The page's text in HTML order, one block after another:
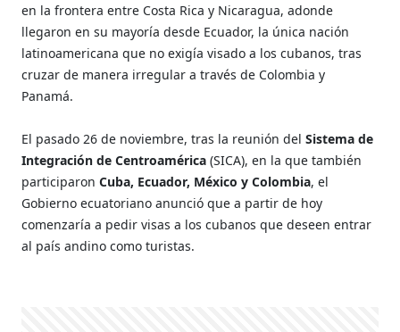
en la frontera entre Costa Rica y Nicaragua, adonde
llegaron en su mayoría desde Ecuador, la única nación
latinoamericana que no exigía visado a los cubanos, tras
cruzar de manera irregular a través de Colombia y
Panamá.
El pasado 26 de noviembre, tras la reunión delSistema de
Integración de Centroamérica(SICA), en la que también
participaronCuba, Ecuador, México y Colombia, el
Gobierno ecuatoriano anunció que a partir de hoy
comenzaría a pedir visas a los cubanos que deseen entrar
al país andino como turistas.